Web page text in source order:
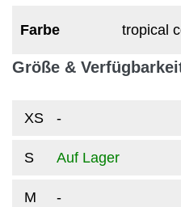
Farbe tropical
Größe &
XS -
S Auf Lager
M -